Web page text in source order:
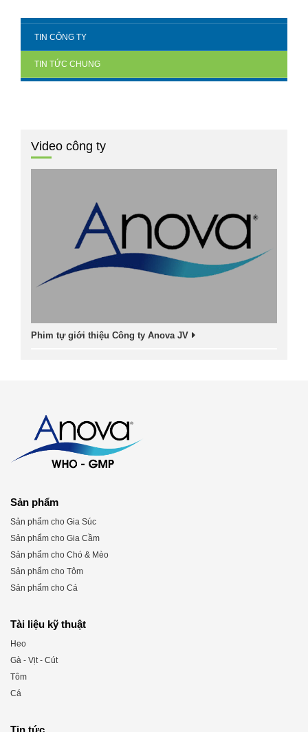
TIN CÔNG TY
TIN TỨC CHUNG
Video công ty
Phim tự giới thiệu Công ty Anova JV
Sản phẩm
Sản phẩm cho Gia Súc
Sản phẩm cho Gia Cầm
Sản phẩm cho Chó & Mèo
Sản phẩm cho Tôm
Sản phẩm cho Cá
Tài liệu kỹ thuật
Heo
Gà - Vịt - Cút
Tôm
Cá